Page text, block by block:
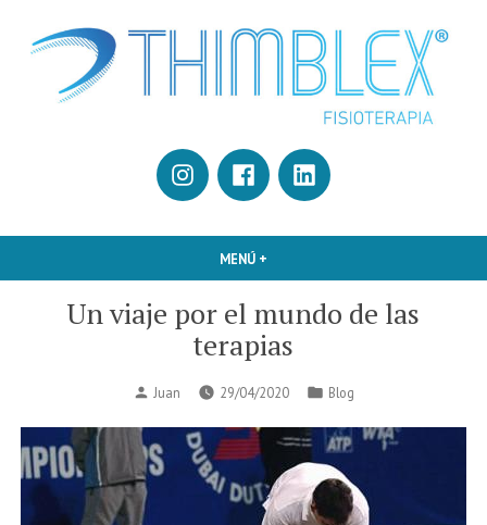
MENÚ +
InstagramFacebookLinkedin
Un viaje por el mundo de las
terapias
Publicado
Juan 29/04/2020
Publicado
Blog